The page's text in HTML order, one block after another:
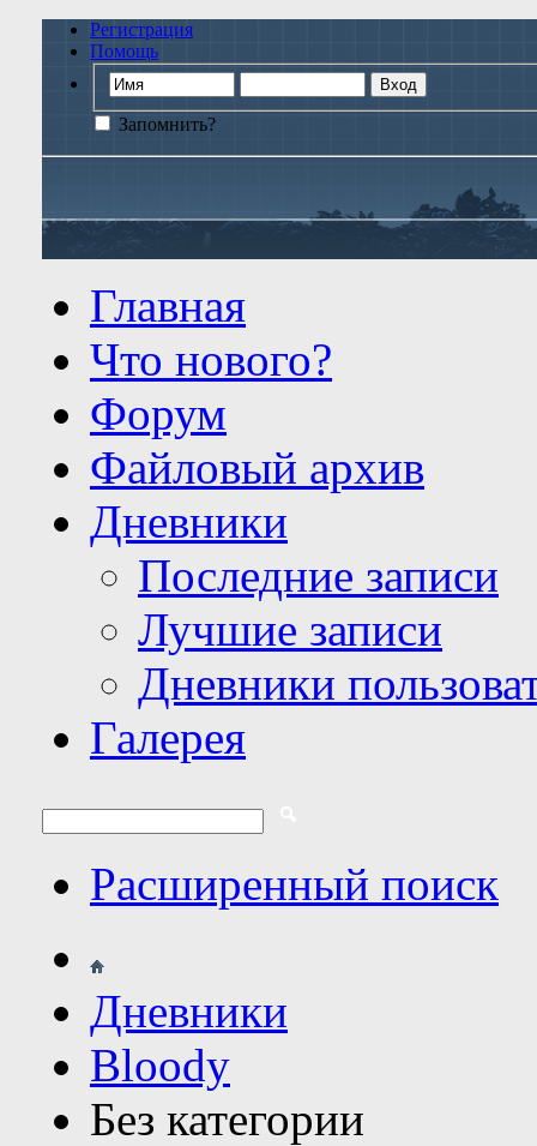
Регистрация
Помощь
Запомнить?
Главная
Что нового?
Форум
Файловый архив
Дневники
Последние записи
Лучшие записи
Дневники
Галерея
Расширенный поиск
Дневники
Bloody
Без категории